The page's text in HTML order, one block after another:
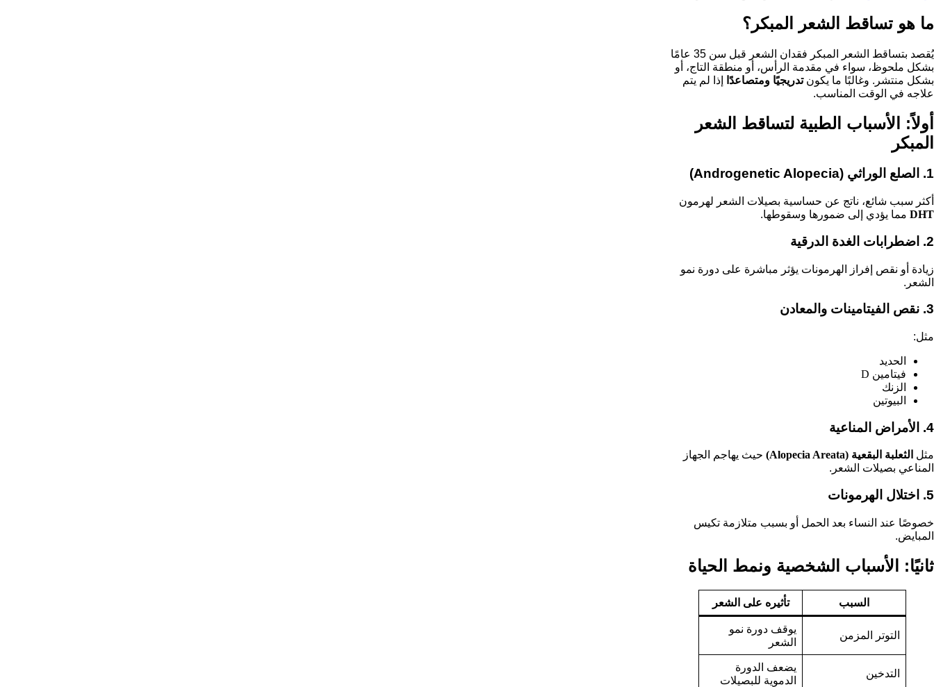
ما هو تساقط الشعر المبكر؟
يُقصد بتساقط الشعر المبكر فقدان الشعر قبل سن 35 عامًا
بشكل ملحوظ، سواء في مقدمة الرأس، أو منطقة التاج، أو
بشكل منتشر. وغالبًا ما يكونتدريجيًا ومتصاعدًا
إذا لم يتم
علاجه في الوقت المناسب.
أولاً: الأسباب الطبية لتساقط الشعر
المبكر
1. الصلع الوراثي (Androgenetic Alopecia)
أكثر سبب شائع، ناتج عن حساسية بصيلات الشعر لهرمون
DHT مما يؤدي إلى ضمورها وسقوطها.
2. اضطرابات الغدة الدرقية
زيادة أو نقص إفراز الهرمونات يؤثر مباشرة على دورة نمو
الشعر.
3. نقص الفيتامينات والمعادن
مثل:
الحديد
فيتامين D
الزنك
البيوتين
4. الأمراض المناعية
مثل الثعلبة البقعية (Alopecia Areata)
حيث يهاجم الجهاز
المناعي بصيلات الشعر.
5. اختلال الهرمونات
خصوصًا عند النساء بعد الحمل أو بسبب متلازمة تكيس
المبايض.
ثانيًا: الأسباب الشخصية ونمط الحياة
السبب تأثيره على الشعر
التوتر المزمن
يوقف دورة نمو
الشعر
التدخين
يضعف الدورة
الدموية للبصيلات